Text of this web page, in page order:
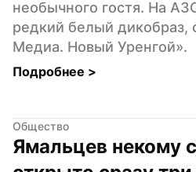
необычного гостя. На
редкий белый
Медиа. Новый Уренгой».
Подробнее >
Общество
Ямальцев некому